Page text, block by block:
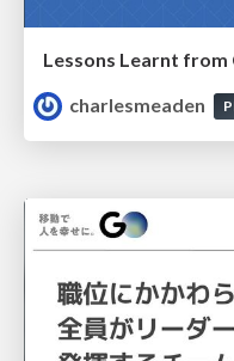
Lessons Learnt from
charlesmeaden